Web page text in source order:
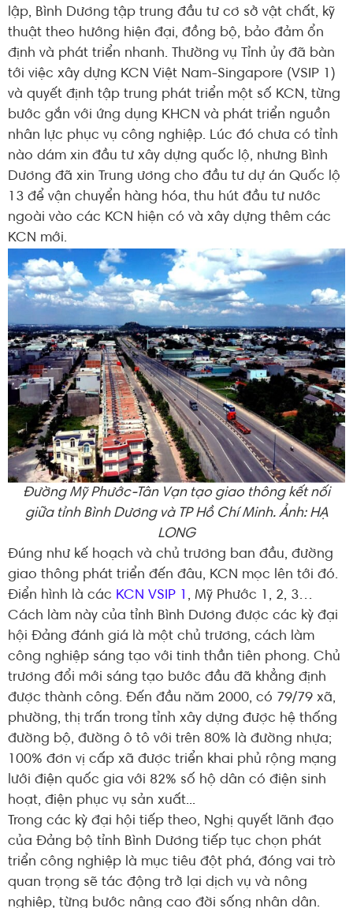
lập, Bình Dương tập trung đầu tư cơ sở vật chất, kỹ
thuật theo hướng hiện đại, đồng bộ, bảo đảm ổn
định và phát triển nhanh. Thường vụ Tỉnh ủy đã bàn
tới việc xây dựng KCN Việt Nam-Singapore (VSIP 1)
và quyết định tập trung phát triển một số KCN, từng
bước gắn với ứng dụng KHCN và phát triển nguồn
nhân lực phục vụ công nghiệp. Lúc đó chưa có tỉnh
nào dám xin đầu tư xây dựng quốc lộ, nhưng Bình
Dương đã xin Trung ương cho đầu tư dự án Quốc lộ
13 để vận chuyển hàng hóa, thu hút đầu tư nước
ngoài vào các KCN hiện có và xây dựng thêm các
KCN mới.
Đường Mỹ Phước-Tân Vạn tạo giao thông kết nối
giữa tỉnh Bình Dương và TP Hồ Chí Minh. Ảnh: HẠ
LONG
Đúng như kế hoạch và chủ trương ban đầu, đường
giao thông phát triển đến đâu, KCN mọc lên tới đó.
Điển hình là các KCN VSIP 1 , Mỹ Phước 1, 2, 3…
Cách làm này của tỉnh Bình Dương được các kỳ đại
hội Đảng đánh giá là một chủ trương, cách làm
công nghiệp sáng tạo với tinh thần tiên phong. Chủ
trương đổi mới sáng tạo bước đầu đã khẳng định
được thành công. Đến đầu năm 2000, có 79/79 xã,
phường, thị trấn trong tỉnh xây dựng được hệ thống
đường bộ, đường ô tô với trên 80% là đường nhựa;
100% đơn vị cấp xã được triển khai phủ rộng mạng
lưới điện quốc gia với 82% số hộ dân có điện sinh
hoạt, điện phục vụ sản xuất...
Trong các kỳ đại hội tiếp theo, Nghị quyết lãnh đạo
của Đảng bộ tỉnh Bình Dương tiếp tục chọn phát
triển công nghiệp là mục tiêu đột phá, đóng vai trò
quan trọng sẽ tác động trở lại dịch vụ và nông
nghiệp, từng bước nâng cao đời sống nhân dân.